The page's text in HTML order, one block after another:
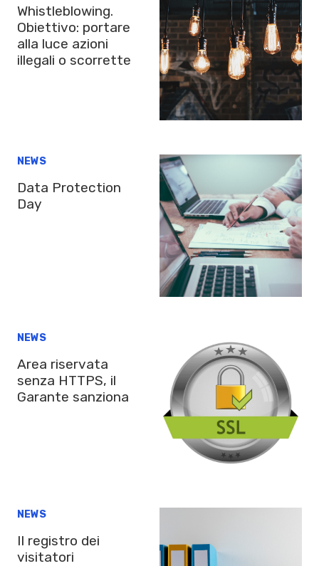
Whistleblowing.
Obiettivo: portare
alla luce azioni
illegali o scorrette
NEWS
Data Protection
Day
NEWS
Area riservata
senza HTTPS, il
Garante sanziona
NEWS
Il registro dei
visitatori